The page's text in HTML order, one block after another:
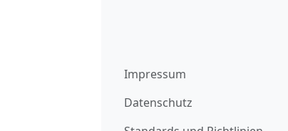
Impressum
Datenschutz